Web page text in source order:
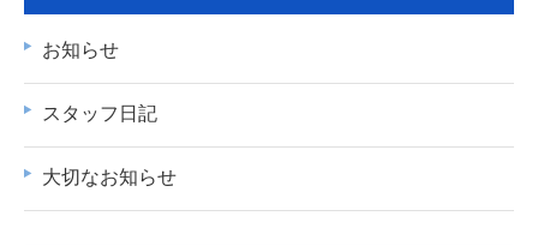
お知らせ
スタッフ日記
大切なお知らせ